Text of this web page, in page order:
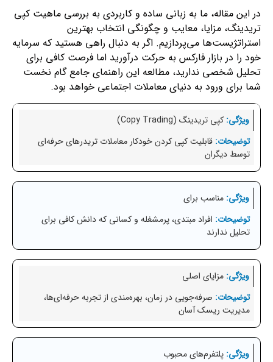
در این مقاله، ما به زبانی ساده و کاربردی به بررسی ماهیت کپی
تریدینگ، مزایا، معایب و چگونگی انتخاب بهترین
استراتژیست‌ها می‌پردازیم. اگر به دنبال راهی هستید که سرمایه
خود را در بازار فارکس به حرکت درآورید اما فرصت کافی برای
تحلیل شخصی ندارید، مطالعه این راهنمای جامع گام نخست
شما برای ورود به دنیای معاملات اجتماعی خواهد بود.
کپی تریدینگ (Copy Trading)
قابلیت کپی کردن خودکار معاملات تریدرهای حرفه‌ای
توسط دیگران
مناسب برای
افراد مبتدی، پرمشغله و کسانی که دانش کافی برای
تحلیل ندارند
مزایای اصلی
صرفه‌جویی در زمان، بهره‌مندی از تجربه حرفه‌ای‌ها،
مدیریت ریسک آسان
پلتفرم‌های محبوب